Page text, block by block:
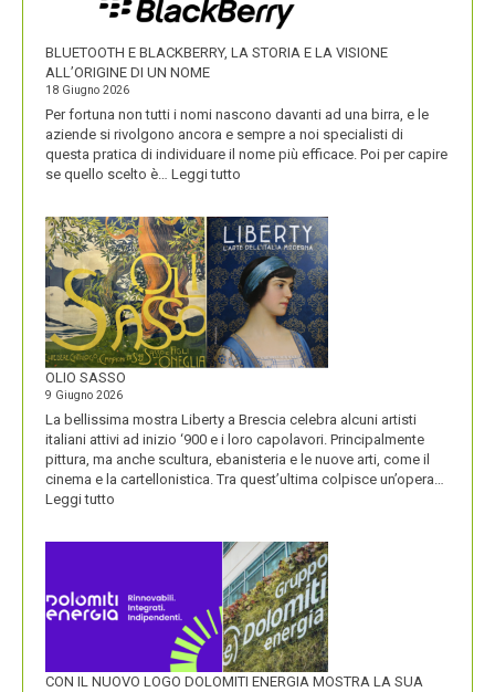
SUOI
PRODOTTI
BLUETOOTH E BLACKBERRY, LA STORIA E LA VISIONE
ALL’ORIGINE DI UN NOME
18 Giugno 2026
Per fortuna non tutti i nomi nascono davanti ad una birra, e le
aziende si rivolgono ancora e sempre a noi specialisti di
questa pratica di individuare il nome più efficace. Poi per capire
se quello scelto è… Leggi tutto
E
BLACKBERRY,
LA
STORIA
E
LA
VISIONE
ALL’ORIGINE
DI
NOME
OLIO SASSO
9 Giugno 2026
La bellissima mostra Liberty a Brescia celebra alcuni artisti
italiani attivi ad inizio ‘900 e i loro capolavori. Principalmente
pittura, ma anche scultura, ebanisteria e le nuove arti, come il
cinema e la cartellonistica. Tra quest’ultima colpisce un’opera…
Leggi tutto
SASSO
CON IL NUOVO LOGO DOLOMITI ENERGIA MOSTRA LA SUA